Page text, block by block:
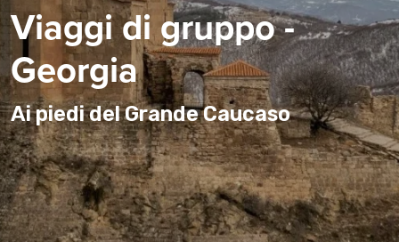
Viaggi di gruppo -
Georgia
Ai piedi del Grande Caucaso